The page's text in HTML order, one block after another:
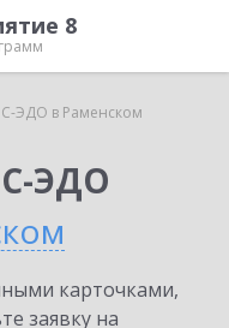
8
ЭДО в Раменском
ЭДО
карточками,
заявку на